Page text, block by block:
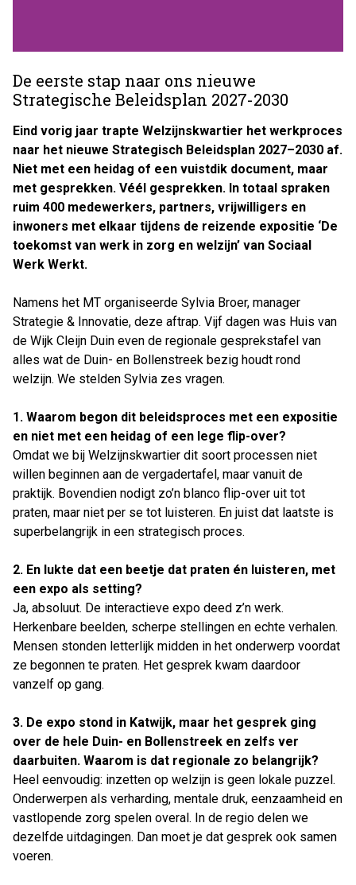
De eerste stap naar ons nieuwe
Strategische Beleidsplan 2027-2030
Eind vorig jaar trapte Welzijnskwartier het werkproces
naar het nieuwe Strategisch Beleidsplan 2027–2030 af.
Niet met een heidag of een vuistdik document, maar
met gesprekken. Véél gesprekken. In totaal spraken
ruim 400 medewerkers, partners, vrijwilligers en
inwoners met elkaar tijdens de reizende expositie ‘De
toekomst van werk in zorg en welzijn’ van Sociaal
Werk Werkt.
Namens het MT organiseerde Sylvia Broer, manager
Strategie & Innovatie, deze aftrap. Vijf dagen was Huis van
de Wijk Cleijn Duin even de regionale gesprekstafel van
alles wat de Duin- en Bollenstreek bezig houdt rond
welzijn. We stelden Sylvia zes vragen.
1. Waarom begon dit beleidsproces met een expositie
en niet met een heidag of een lege flip-over?
Omdat we bij Welzijnskwartier dit soort processen niet
willen beginnen aan de vergadertafel, maar vanuit de
praktijk. Bovendien nodigt zo’n blanco flip-over uit tot
praten, maar niet per se tot luisteren. En juist dat laatste is
superbelangrijk in een strategisch proces.
2. En lukte dat een beetje dat praten én luisteren, met
een expo als setting?
Ja, absoluut. De interactieve expo deed z’n werk.
Herkenbare beelden, scherpe stellingen en echte verhalen.
Mensen stonden letterlijk midden in het onderwerp voordat
ze begonnen te praten. Het gesprek kwam daardoor
vanzelf op gang.
3. De expo stond in Katwijk, maar het gesprek ging
over de hele Duin- en Bollenstreek en zelfs ver
daarbuiten. Waarom is dat regionale zo belangrijk?
Heel eenvoudig: inzetten op welzijn is geen lokale puzzel.
Onderwerpen als verharding, mentale druk, eenzaamheid en
vastlopende zorg spelen overal. In de regio delen we
dezelfde uitdagingen. Dan moet je dat gesprek ook samen
voeren.
Welzijnskwartier